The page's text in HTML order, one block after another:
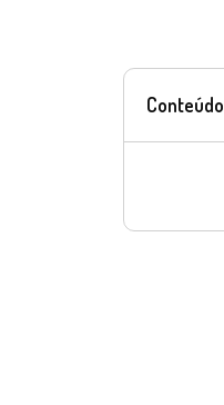
Conteúdo